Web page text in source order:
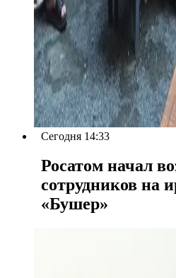
Сегодня 14:33
Росатом начал
сотрудников на
«Бушер»